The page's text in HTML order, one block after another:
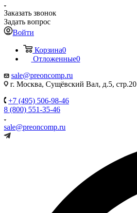
Заказать звонок
Задать вопрос
Войти
Корзина0
Отложенные0
sale@preoncomp.ru
г. Москва, Сущёвский Вал, д.5, стр.20
+7 (495) 506-98-46
8 (800) 551-35-46
sale@preoncomp.ru